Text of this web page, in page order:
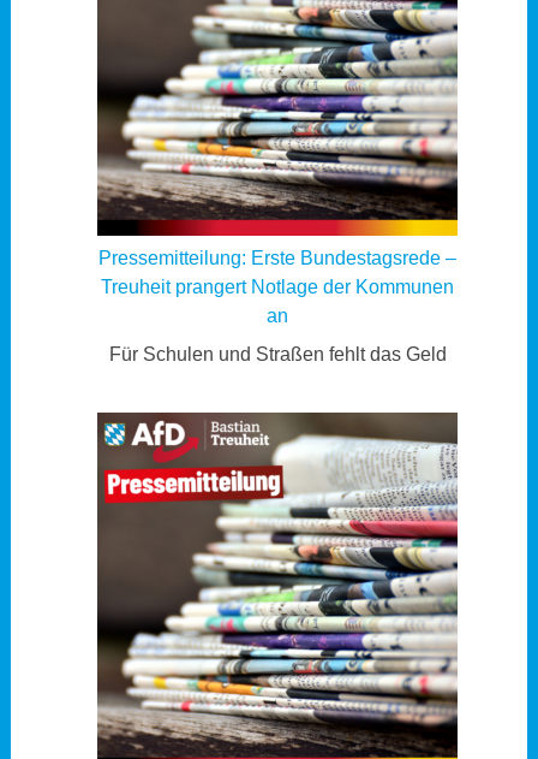
Pressemitteilung: Erste Bundestagsrede –
Treuheit prangert Notlage der Kommunen
an
Für Schulen und Straßen fehlt das Geld